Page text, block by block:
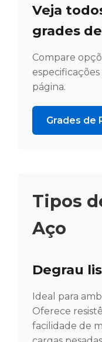
Veja
grades
Compare
página.
Grades de
Tipos
Aço
Degrau
Ideal para
Oferece
facilidade de